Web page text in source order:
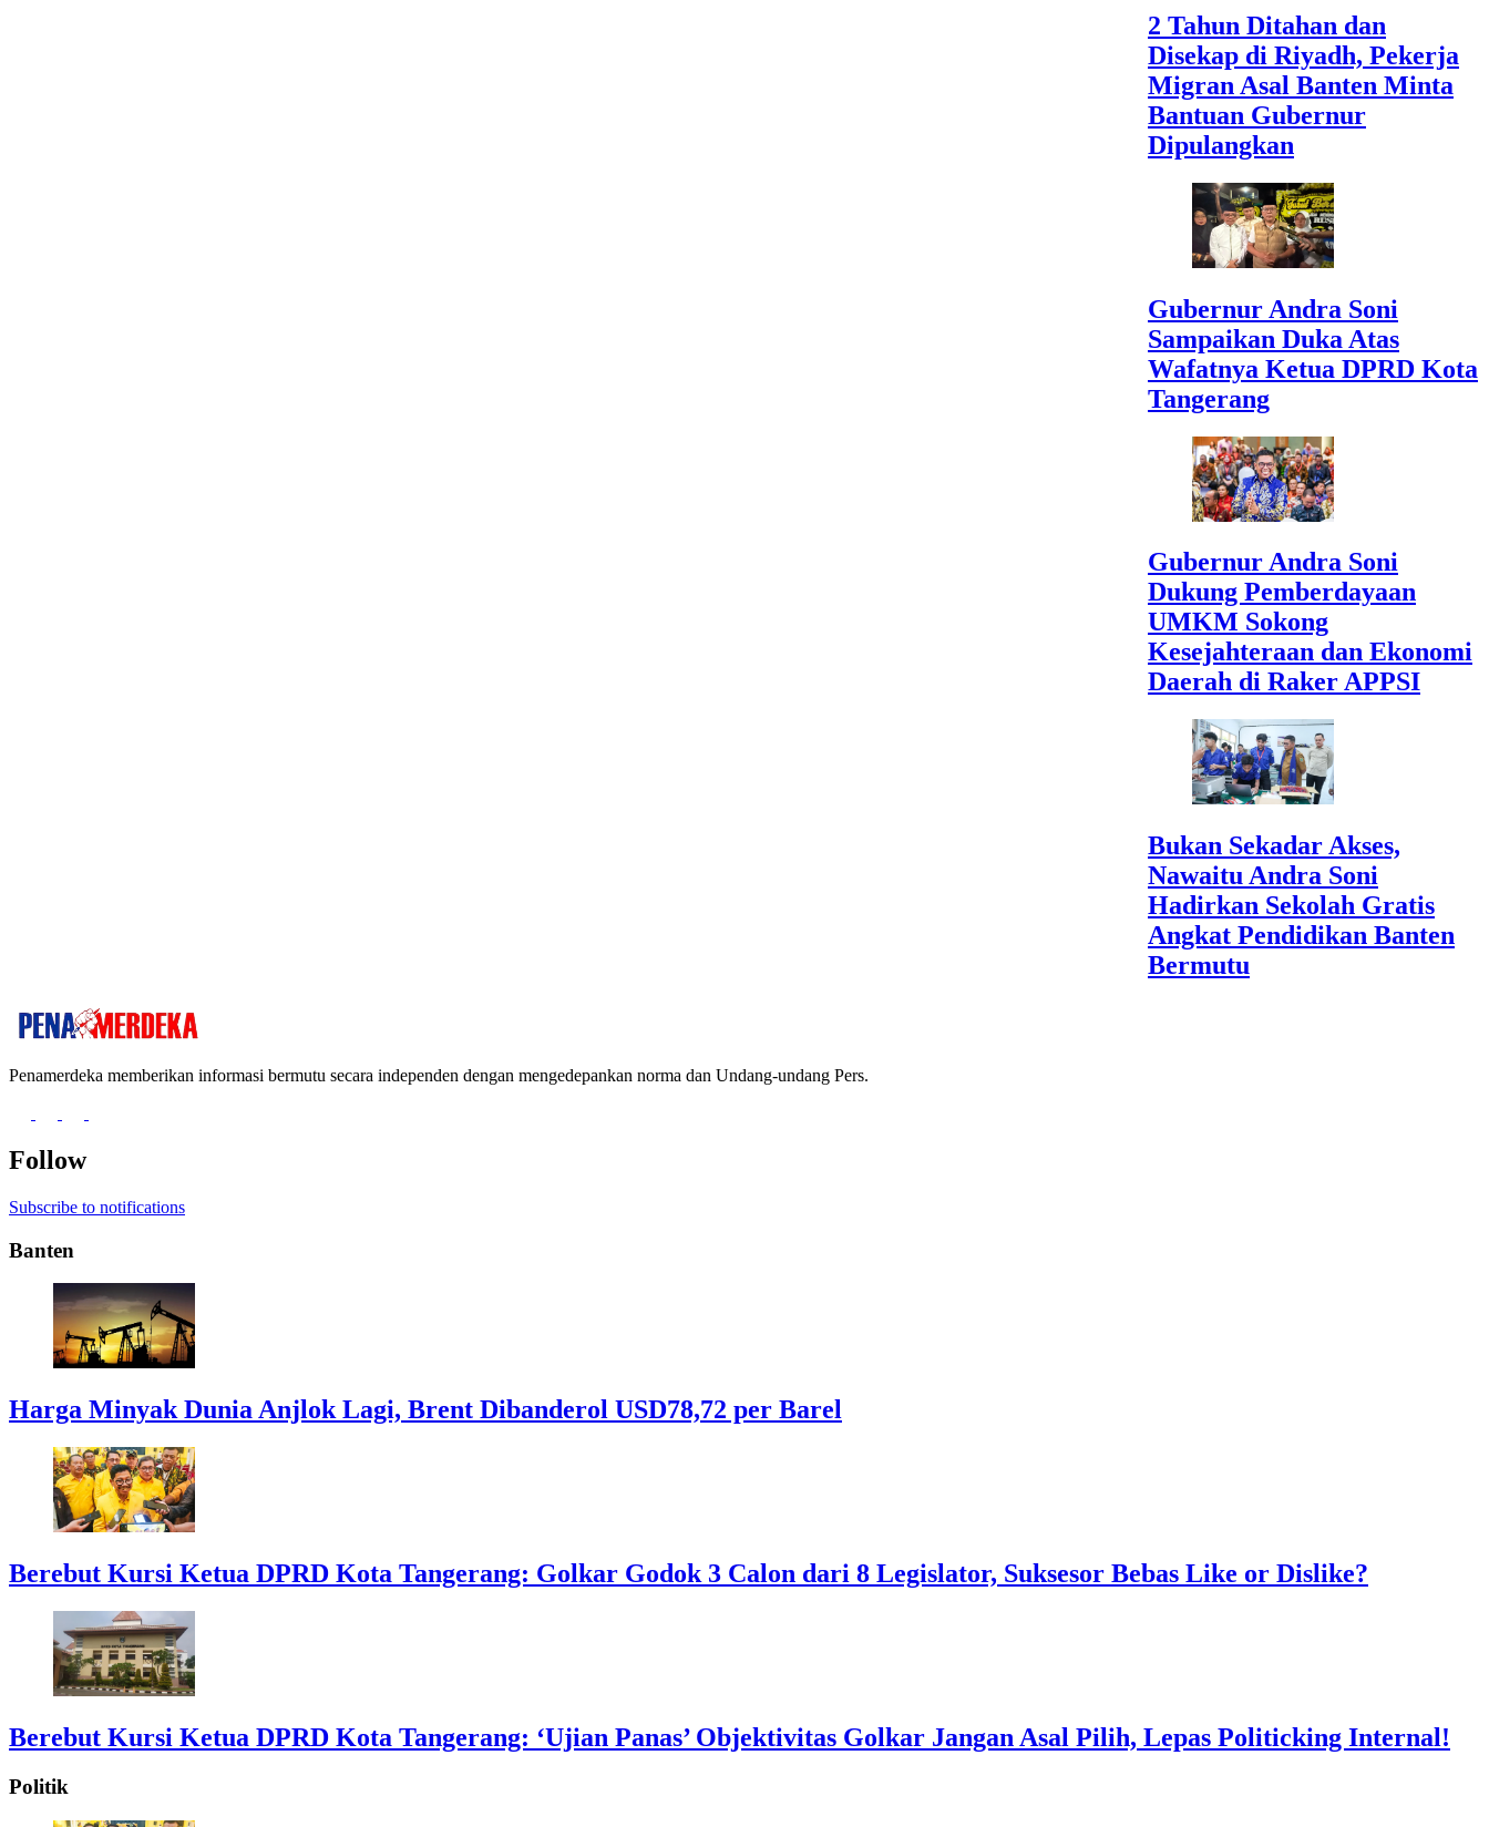
2 Tahun Ditahan dan
Disekap di Riyadh, Pekerja
Migran Asal Banten Minta
Bantuan Gubernur
Dipulangkan
Gubernur Andra Soni
Sampaikan Duka Atas
Wafatnya Ketua DPRD Kota
Tangerang
Gubernur Andra Soni
Dukung Pemberdayaan
UMKM Sokong
Kesejahteraan dan Ekonomi
Daerah di Raker APPSI
Bukan Sekadar Akses,
Nawaitu Andra Soni
Hadirkan Sekolah Gratis
Angkat Pendidikan Banten
Bermutu
Penamerdeka memberikan informasi bermutu secara independen dengan mengedepankan norma dan Undang-undang Pers.
Follow
Subscribe to notifications
Banten
Harga Minyak Dunia Anjlok Lagi, Brent Dibanderol USD78,72 per Barel
Berebut Kursi Ketua DPRD Kota Tangerang: Golkar Godok 3 Calon dari 8 Legislator, Suksesor Bebas Like or Dislike?
Berebut Kursi Ketua DPRD Kota Tangerang: ‘Ujian Panas’ Objektivitas Golkar Jangan Asal Pilih, Lepas Politicking Internal!
Politik